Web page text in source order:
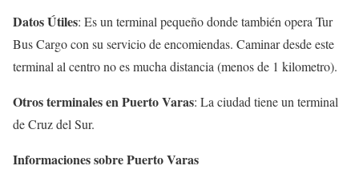
Datos Útiles: Es un terminal pequeño donde también opera Tur
Bus Cargo con su servicio de encomiendas. Caminar desde este
terminal al centro no es mucha distancia (menos de 1 kilometro).
Otros terminales en Puerto Varas: La ciudad tiene un terminal
de Cruz del Sur.
Informaciones sobre Puerto Varas